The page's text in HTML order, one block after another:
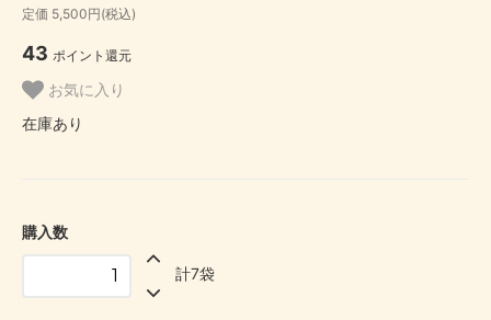
定価 5,500円(税込)
43 ポイント還元
お気に入り
在庫あり
購入数
計7袋